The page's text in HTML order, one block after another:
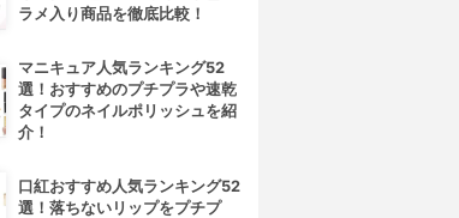
ラメ入り商品を徹底比較！
マニキュア人気ランキング52
選！おすすめのプチプラや速乾
タイプのネイルポリッシュを紹
介！
口紅おすすめ人気ランキング52
選！落ちないリップをプチプ